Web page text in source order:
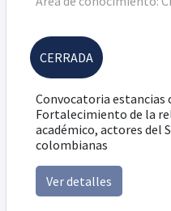
Convocatoria
Fortalecimiento de la
académico, actores del
colombianas
Ver detalles
CERRADA